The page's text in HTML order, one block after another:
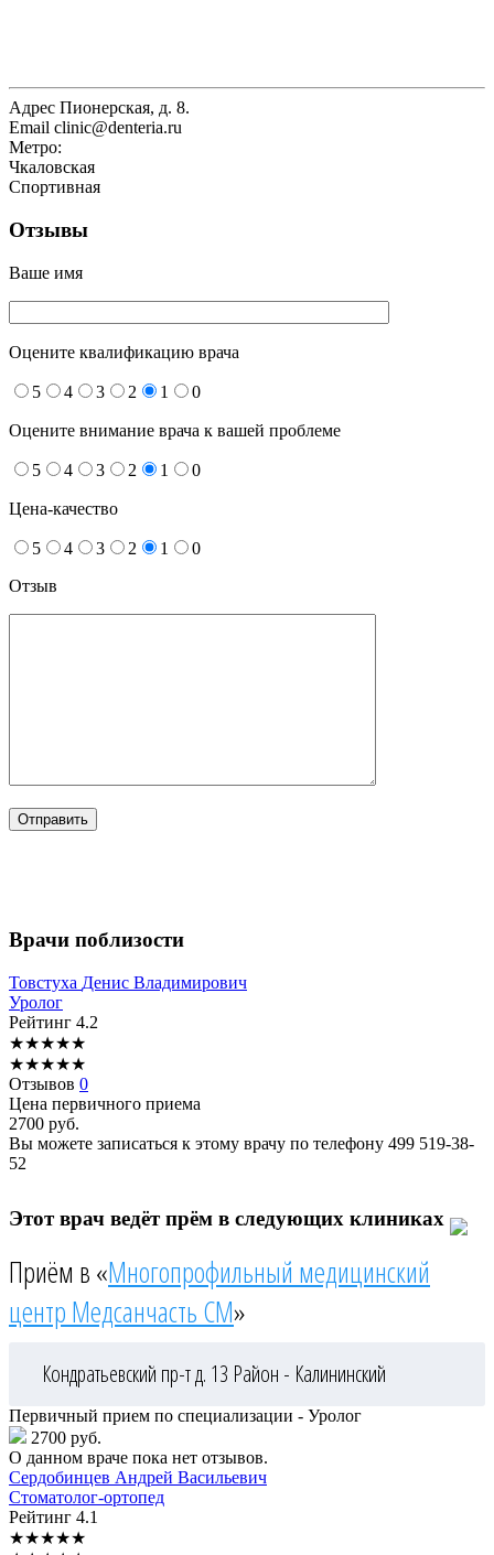
Адрес Пионерская, д. 8.
Email clinic@denteria.ru
Метро:
Чкаловская
Спортивная
Отзывы
Ваше имя
Оцените квалификацию врача
5 4 3 2 1 0
Оцените внимание врача к вашей проблеме
5 4 3 2 1 0
Цена-качество
5 4 3 2 1
0
Отзыв
Врачи поблизости
Товстуха Денис Владимирович
Уролог
Рейтинг 4.2
★★★★★
★★★★★
Отзывов 0
Цена первичного приема
2700 руб.
Вы можете записаться к этому врачу по телефону 499 519-38-
52
Этот врач ведёт прём в следующих клиниках
Приём в «Многопрофильный медицинский
центр Медсанчасть СМ»
Кондратьевский пр-т д. 13 Район - Калининский
Первичный прием по специализации - Уролог
2700 руб.
О данном враче пока нет отзывов.
Сердобинцев Андрей Васильевич
Стоматолог-ортопед
Рейтинг 4.1
★★★★★